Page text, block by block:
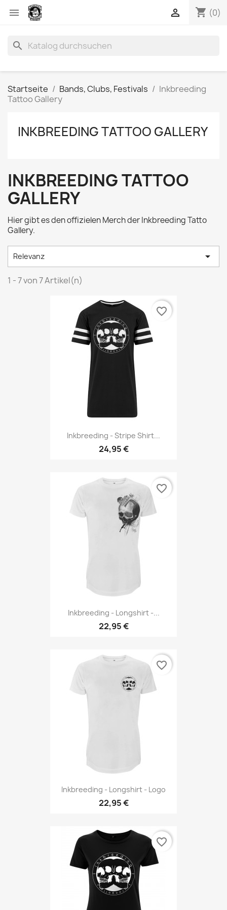
 shopping_cart (0)

search
Startseite Bands, Clubs, Festivals
Inkbreeding
Tattoo Gallery
INKBREEDING TATTOO GALLERY
INKBREEDING TATTOO
GALLERY
Hier gibt es den offizielen Merch der Inkbreeding Tatto
Gallery.
Relevanz 
1 - 7 von 7 Artikel(n)
Inkbreeding - Stripe Shirt...
24,95 €
favorite_border
Inkbreeding - Longshirt -...
22,95 €
favorite_border
Inkbreeding - Longshirt - Logo
22,95 €
favorite_border
favorite_border